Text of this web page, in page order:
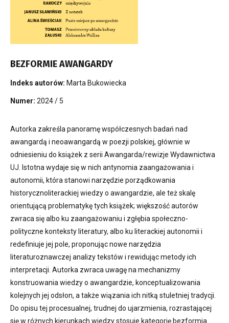
BEZFORMIE AWANGARDY
Indeks autorów: Marta Bukowiecka
Numer: 2024 / 5
Autorka zakreśla panoramę współczesnych badań nad
awangardą i neoawangardą w poezji polskiej, głównie w
odniesieniu do książek z serii Awangarda/rewizje Wydawnictwa
UJ. Istotna wydaje się w nich antynomia zaangażowania i
autonomii, która stanowi narzędzie porządkowania
historycznoliterackiej wiedzy o awangardzie, ale też skalę
orientującą problematykę tych książek; większość autorów
zwraca się albo ku zaangażowaniu i zgłębia społeczno-
polityczne konteksty literatury, albo ku literackiej autonomii i
redefiniuje jej pole, proponując nowe narzędzia
literaturoznawczej analizy tekstów i rewidując metody ich
interpretacji. Autorka zwraca uwagę na mechanizmy
konstruowania wiedzy o awangardzie, konceptualizowania
kolejnych jej odsłon, a także wiązania ich nitką stuletniej tradycji.
Do opisu tej procesualnej, trudnej do ujarzmienia, rozrastającej
się w różnych kierunkach wiedzy stosuje kategorię bezformia